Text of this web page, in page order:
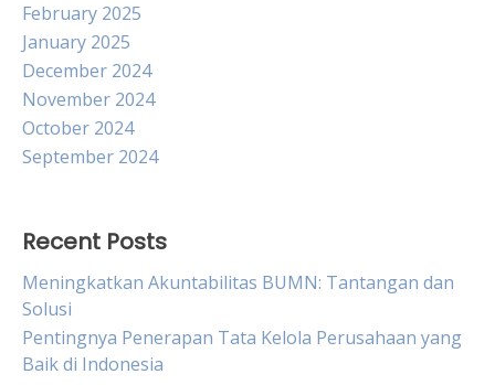
February 2025
January 2025
December 2024
November 2024
October 2024
September 2024
Recent Posts
Meningkatkan Akuntabilitas BUMN: Tantangan dan
Solusi
Pentingnya Penerapan Tata Kelola Perusahaan yang
Baik di Indonesia